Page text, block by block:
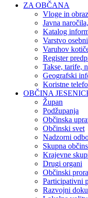
ZA OBČANA
Vloge in
Javna
Katalog
Varstvo
Varuhov
Register
Takse, tarife,
Geografski
Koristne
OBČINA
Župan
Podžupanja
Občinska
Občinski svet
Nadzorni
Skupna
Krajevne
Drugi organi
Občinski
Participativni
Razvojni